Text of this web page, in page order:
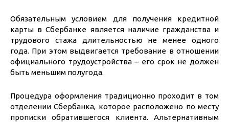
Обязательным условием для получения кредитной
карты в Сбербанке является наличие гражданства и
трудового стажа длительностью не менее одного
года. При этом выдвигается требование в отношении
официального трудоустройства – его срок не должен
быть меньшим полугода.
Процедура оформления традиционно проходит в том
отделении Сбербанка, которое расположено по месту
прописки обратившегося клиента. Альтернативным